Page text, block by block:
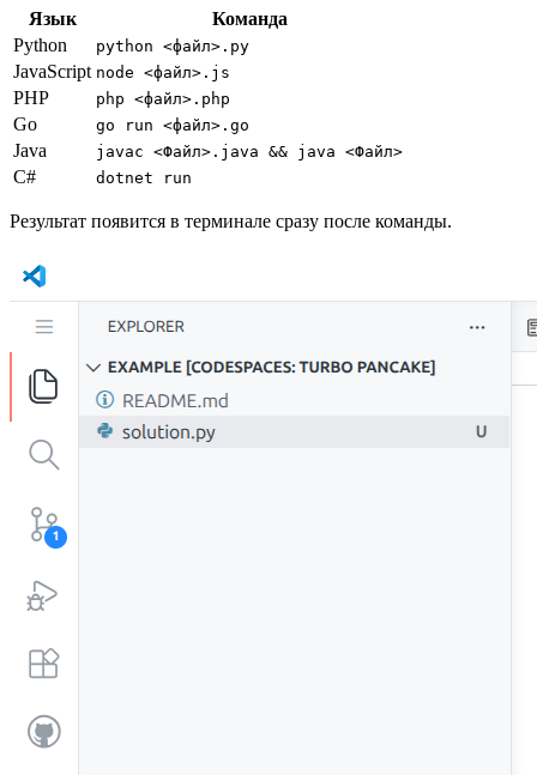
Язык
Команда
Python
python <файл>.py
JavaScript node <файл>.js
PHP php <файл>.php
Go go run <файл>.go
Java javac <Файл>.java && java <Файл>
C# dotnet run
Результат появится в терминале сразу после команды.